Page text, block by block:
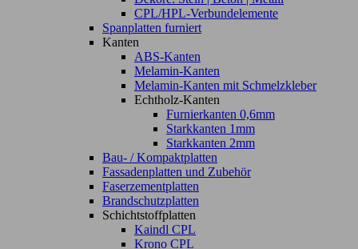
CPL/HPL-Verbundelemente
Spanplatten furniert
Kanten
ABS-Kanten
Melamin-Kanten
Melamin-Kanten mit Schmelzkleber
Echtholz-Kanten
Furnierkanten 0,6mm
Starkkanten 1mm
Starkkanten 2mm
Bau- / Kompaktplatten
Fassadenplatten und Zubehör
Faserzementplatten
Brandschutzplatten
Schichtstoffplatten
Kaindl CPL
Krono CPL